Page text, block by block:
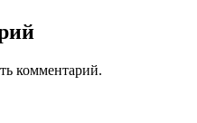
комментарий.